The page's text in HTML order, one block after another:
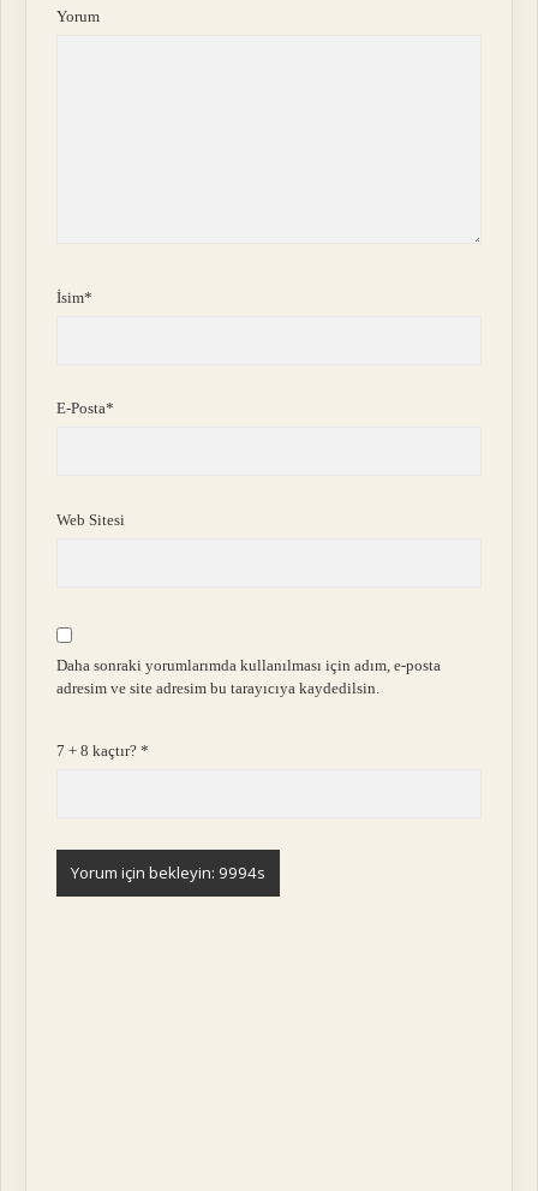
Yorum
İsim*
E-Posta*
Web Sitesi
Daha sonraki yorumlarımda kullanılması için adım, e-posta
adresim ve site adresim bu tarayıcıya kaydedilsin.
7 + 8 kaçtır?*